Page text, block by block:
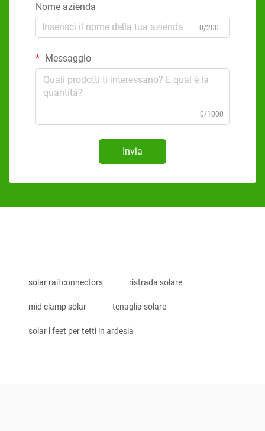
Nome azienda
0/200
Messaggio
0/1000
Invia
solar rail connectors ristrada solare
mid clamp solar tenaglia solare
solar l feet per tetti in ardesia